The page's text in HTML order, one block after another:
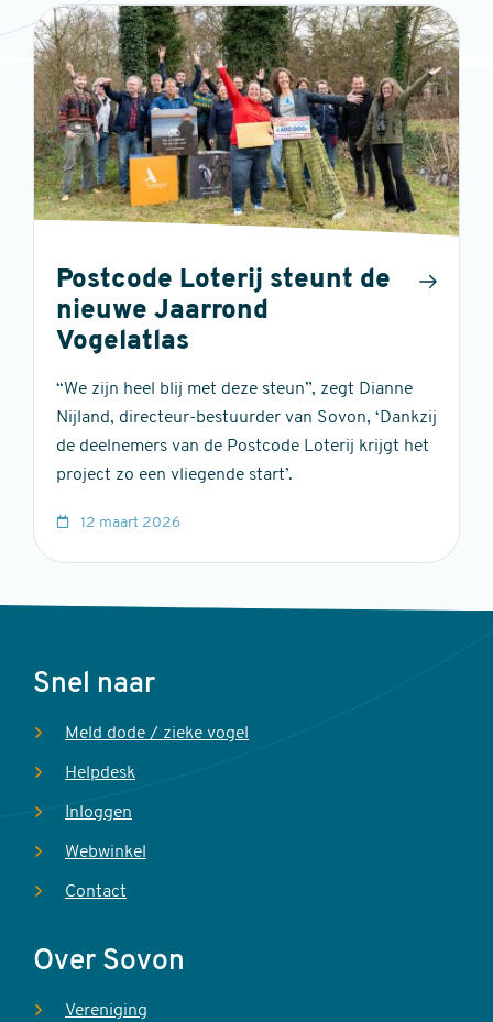
Postcode Loterij steunt de
nieuwe Jaarrond
Vogelatlas
“We zijn heel blij met deze steun”, zegt Dianne
Nijland, directeur-bestuurder van Sovon, ‘Dankzij
de deelnemers van de Postcode Loterij krijgt het
project zo een vliegende start’.
12 maart 2026
Voet
Snel naar
Meld dode / zieke vogel
Helpdesk
Inloggen
Webwinkel
Contact
Over Sovon
Vereniging